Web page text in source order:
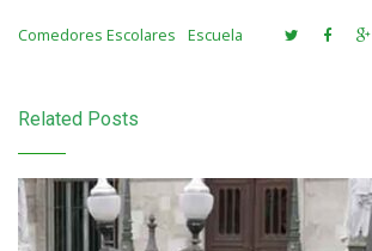
Comedores Escolares Escuela
Related Posts